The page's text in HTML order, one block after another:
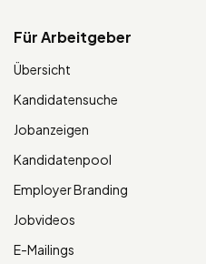
Für Arbeitgeber
Übersicht
Kandidatensuche
Jobanzeigen
Kandidatenpool
Employer Branding
Jobvideos
E-Mailings